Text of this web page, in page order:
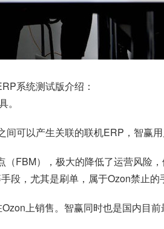
系统测试版介绍：
可以产生关联的联机ERP，智赢
FBM），极大的降低了运营风险
，尤其是刷单，属于Ozon禁止的
上销售。智赢同时也是国内目前